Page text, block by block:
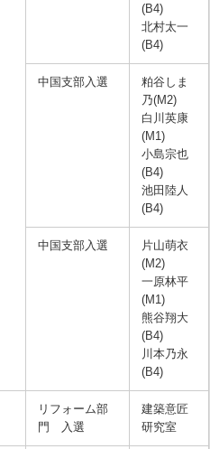
(B4)
北村太一
(B4)
中国支部入選
粕谷しま
乃(M2)
白川英康
(M1)
小島宗也
(B4)
池田陸人
(B4)
中国支部入選
片山萌衣
(M2)
一原林平
(M1)
熊谷翔大
(B4)
川本乃永
(B4)
リフォーム部
門 入選
建築意匠
研究室